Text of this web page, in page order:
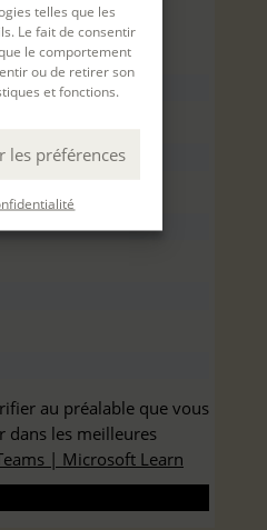
telles que les
Le fait de consentir
le comportement
ou de retirer son
et fonctions.
les préférences
au préalable que vous
les meilleures
| Microsoft Learn